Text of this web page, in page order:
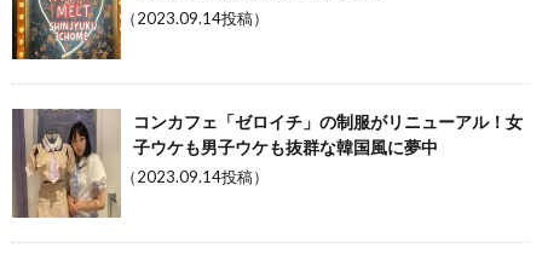
（2023.09.14投稿）
コンカフェ「ゼロイチ」の制服がリニューアル！女
子ウケも男子ウケも抜群な韓国風に夢中
（2023.09.14投稿）